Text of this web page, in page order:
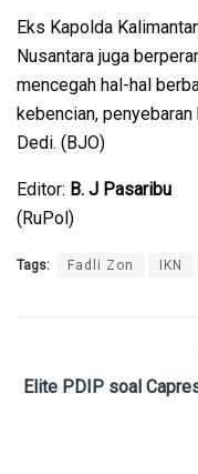
Eks Kapolda
Nusantara juga
mencegah hal-hal
kebencian,
Dedi. (BJO)
Editor: B. J Pasaribu
(RuPol)
Tags: Fadli Zon IKN
Elite PDIP soal